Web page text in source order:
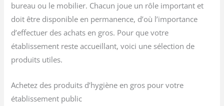
bureau ou le mobilier. Chacun joue un rôle important et
doit être disponible en permanence, d’où l’importance
d’effectuer des achats en gros. Pour que votre
établissement reste accueillant, voici une sélection de
produits utiles.
Achetez des produits d’hygiène en gros pour votre
établissement public